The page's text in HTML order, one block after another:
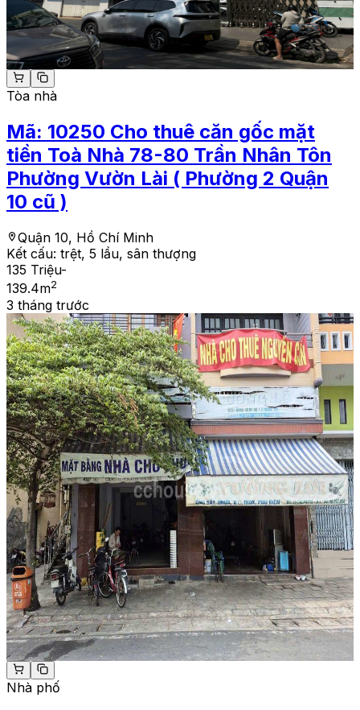
Tòa nhà
Mã: 10250 Cho thuê căn gốc mặt
tiền Toà Nhà 78-80 Trần Nhân Tôn
Phường Vườn Lài ( Phường 2 Quận
10 cũ )
Quận 10, Hồ Chí Minh
Kết cấu: trệt, 5 lầu, sân thượng
135 Triệu-
139.4m2
3 tháng trước
Nhà phố